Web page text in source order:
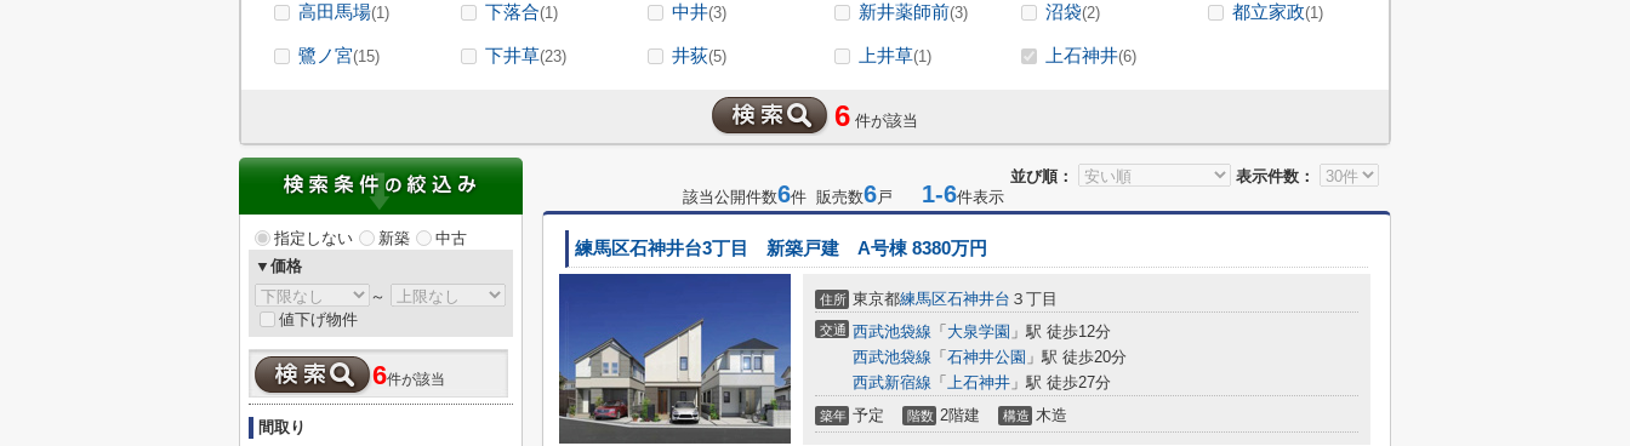
高田馬場(1) 下落合(1) 中井(3) 新井薬師前(3) 沼袋(2) 都立家政(1)
鷺ノ宮(15) 下井草(23) 井荻(5) 上井草(1) 上石神井(6)
6 件が該当
並び順：
表示件数：
該当公開件数6件 販売数6戸 1-6件表示
練馬区石神井台3丁目 新築戸建 A号棟 8380万円
住所 東京都練馬区石神井台 ３丁目
交通 西武池袋線 「 大泉学園 」駅 徒歩12分
西武池袋線 「 石神井公園 」駅 徒歩20分
西武新宿線 「 上石神井 」駅 徒歩27分
築年 予定 階数 2階建 構造 木造
指定しない 新築
中古
▼価格
～
値下げ物件
6件が該当
間取り